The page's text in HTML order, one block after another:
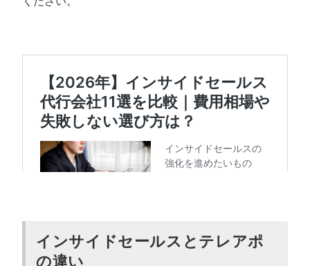
インサイドセールスとテレアポ
の違い